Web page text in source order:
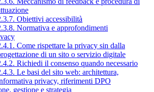
Obiettivi accessibilità
Normativa e approfondimenti
Come rispettare la privacy sin dalla
di un sito o servizio digitale
Richiedi il consenso quando necessario
Le basi del sito web: architettura,
privacy, riferimenti DPO
gestione e strategia